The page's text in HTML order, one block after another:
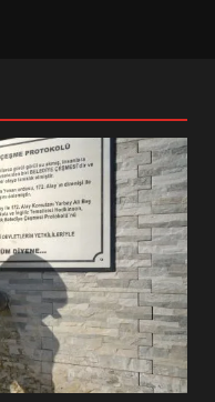
NEYİ
NASIL